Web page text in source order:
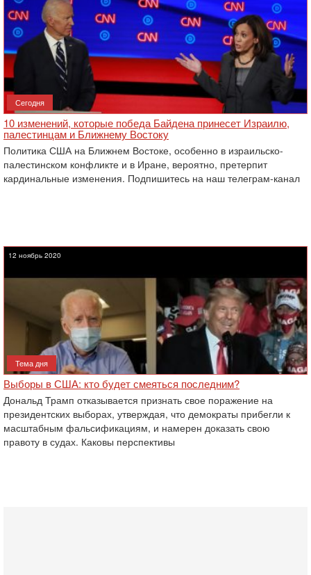
Сегодня
10 изменений, которые победа Байдена принесет Израилю,
палестинцам и Ближнему Востоку
Политика США на Ближнем Востоке, особенно в израильско-
палестинском конфликте и в Иране, вероятно, претерпит
кардинальные изменения. Подпишитесь на наш телеграм-канал
12 ноябрь 2020
Тема дня
Выборы в США: кто будет смеяться последним?
Дональд Трамп отказывается признать свое поражение на
президентских выборах, утверждая, что демократы прибегли к
масштабным фальсификациям, и намерен доказать свою
правоту в судах. Каковы перспективы